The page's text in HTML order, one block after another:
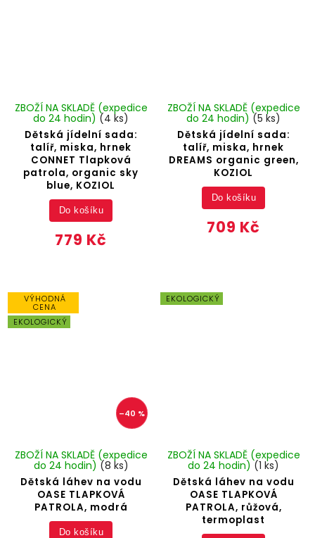
Dětská jídelní sada:
talíř, miska, hrnek
CONNET Tlapková
patrola, organic sky
blue, KOZIOL
ZBOŽÍ NA SKLADĚ (expedice
do 24 hodin) (4 ks)
779 Kč
Do košíku
Dětská jídelní sada:
talíř, miska, hrnek
DREAMS organic green,
KOZIOL
ZBOŽÍ NA SKLADĚ (expedice
do 24 hodin) (5 ks)
709 Kč
Do košíku
VÝHODNÁ
CENA
EKOLOGICKÝ
–40 %
Dětská láhev na vodu
OASE TLAPKOVÁ
PATROLA, modrá
ZBOŽÍ NA SKLADĚ (expedice
do 24 hodin) (8 ks)
Do košíku
EKOLOGICKÝ
Dětská láhev na vodu
OASE TLAPKOVÁ
PATROLA, růžová,
termoplast
ZBOŽÍ NA SKLADĚ (expedice
do 24 hodin) (1 ks)